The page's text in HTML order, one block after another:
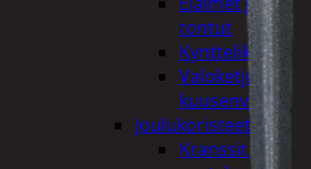
tontut
Kyntteliköt
Valoketjut ja
kuusenvalot
Joulukoristeet
Kranssit ja